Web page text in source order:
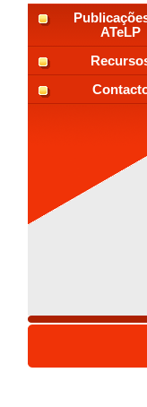
ATeLP